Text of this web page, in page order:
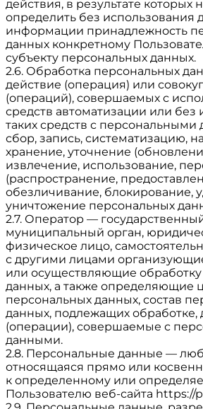
действия, в результате которых
определить без использования
информации принадлежность
данных конкретному
субъекту персональных данных.
2.6. Обработка персональных
действие (операция) или
(операций), совершаемых с
средств автоматизации или без
таких средств с
сбор, запись, систематизацию,
хранение, уточнение
извлечение, использование,
(распространение,
обезличивание, блокирование,
уничтожение персональных
2.7. Оператор —
муниципальный орган,
физическое лицо,
с другими лицами
или осуществляющие
данных, а также определяющие
персональных данных, состав
данных, подлежащих обработке,
(операции), совершаемые с
данными.
2.8. Персональные данные —
относящаяся прямо или
к определенному или
Пользователю веб-сайта https://